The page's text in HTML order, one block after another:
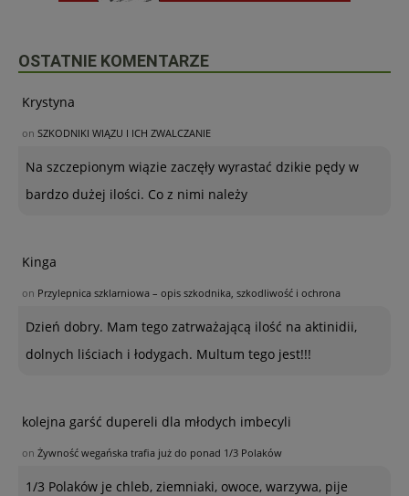
OSTATNIE KOMENTARZE
Krystyna
on SZKODNIKI WIĄZU I ICH ZWALCZANIE
Na szczepionym wiązie zaczęły wyrastać dzikie pędy w
bardzo dużej ilości. Co z nimi należy
Kinga
on Przylepnica szklarniowa – opis szkodnika, szkodliwość i ochrona
Dzień dobry. Mam tego zatrważającą ilość na aktinidii,
dolnych liściach i łodygach. Multum tego jest!!!
kolejna garść dupereli dla młodych imbecyli
on Żywność wegańska trafia już do ponad 1/3 Polaków
1/3 Polaków je chleb, ziemniaki, owoce, warzywa, pije